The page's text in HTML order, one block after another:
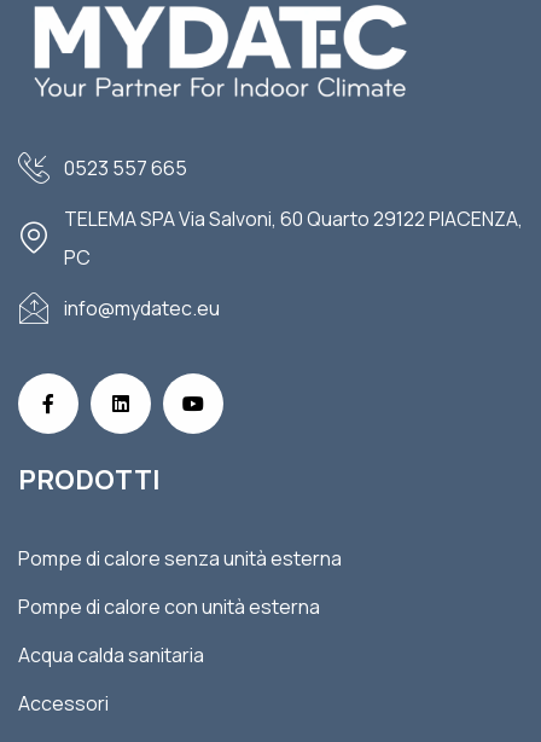
0523 557 665
TELEMA SPA Via Salvoni, 60 Quarto 29122 PIACENZA,
PC
info@mydatec.eu
PRODOTTI
Pompe di calore senza unità esterna
Pompe di calore con unità esterna
Acqua calda sanitaria
Accessori